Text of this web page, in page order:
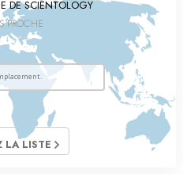
DE SCIENTOLOGY
PROCHE
LA LISTE